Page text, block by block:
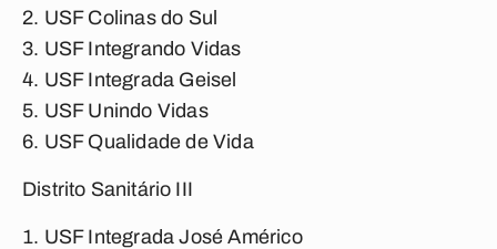
USF Colinas do Sul
USF Integrando Vidas
USF Integrada Geisel
USF Unindo Vidas
USF Qualidade de Vida
Distrito Sanitário III
USF Integrada José Américo